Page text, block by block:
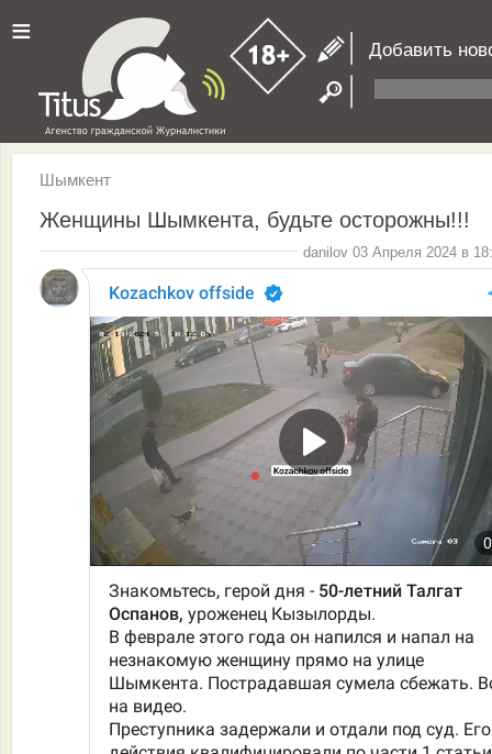
≡ Добавить
Шымкент
Женщины Шымкента, будьте осторожны!!!
danilov 03 Апреля 2024 в